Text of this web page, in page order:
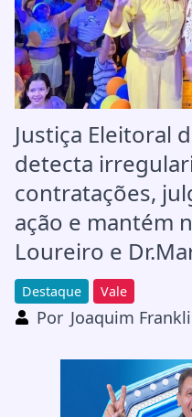
Justiça Eleitoral
detecta
contratações,
ação e mantém
Loureiro e
Destaque Vale
Por Joaquim